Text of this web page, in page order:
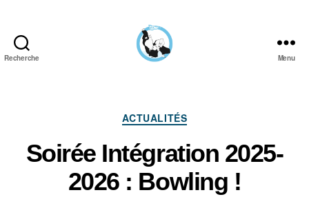
Recherche Menu
Catégories
ACTUALITÉS
Soirée Intégration 2025-
2026 : Bowling !